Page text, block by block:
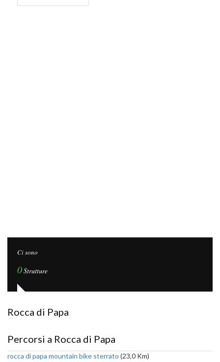
Ci sono
0Strutture
Rocca di Papa
Percorsi a Rocca di Papa
rocca di papa mountain bike sterrato (23,0 Km)